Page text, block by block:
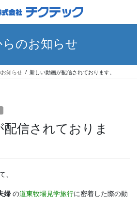
のお知らせ
知らせ 新しい動画が配信されております。
信されておりま
、
婦 の道東牧場見学旅行に密着した際の動